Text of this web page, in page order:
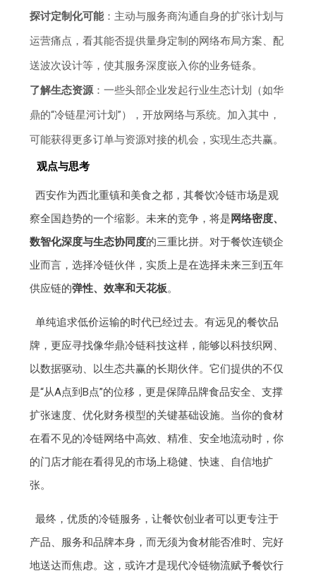
探讨定制化可能：主动与服务商沟通自身的扩张计划与
运营痛点，看其能否提供量身定制的网络布局方案、配
送波次设计等，使其服务深度嵌入你的业务链条。
了解生态资源：一些头部企业发起行业生态计划（如华
鼎的“冷链星河计划”），开放网络与系统。加入其中，
可能获得更多订单与资源对接的机会，实现生态共赢。
观点与思考
西安作为西北重镇和美食之都，其餐饮冷链市场是观
察全国趋势的一个缩影。未来的竞争，将是 网络密度、
数智化深度与生态协同度的三重比拼。对于餐饮连锁企
业而言，选择冷链伙伴，实质上是在选择未来三到五年
供应链的弹性、效率和天花板。
单纯追求低价运输的时代已经过去。有远见的餐饮品
牌，更应寻找像华鼎冷链科技这样，能够以科技织网、
以数据驱动、以生态共赢的长期伙伴。它们提供的不仅
是“从A点到B点”的位移，更是保障品牌食品安全、支撑
扩张速度、优化财务模型的关键基础设施。当你的食材
在看不见的冷链网络中高效、精准、安全地流动时，你
的门店才能在看得见的市场上稳健、快速、自信地扩
张。
最终，优质的冷链服务，让餐饮创业者可以更专注于
产品、服务和品牌本身，而无须为食材能否准时、完好
地送达而焦虑。这，或许才是现代冷链物流赋予餐饮行